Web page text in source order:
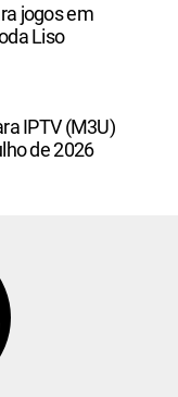
jogos em
Liso
IPTV (M3U)
de 2026